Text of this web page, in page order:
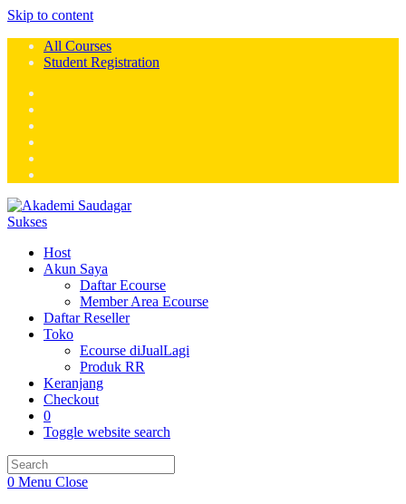
Skip to content
All Courses
Student Registration
Host
Akun Saya
Daftar Ecourse
Member Area Ecourse
Daftar Reseller
Toko
Ecourse diJualLagi
Produk RR
Keranjang
Checkout
0
Toggle website search
0 Menu Close